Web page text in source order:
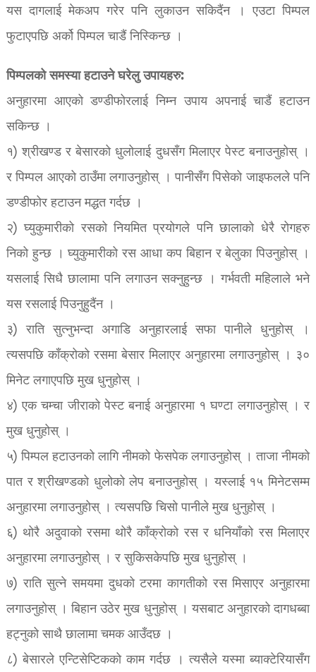
यस दागलाई मेकअप गरेर पनि लुकाउन सकिदैंन । एउटा पिम्पल
फुटाएपछि अर्को पिम्पल चाडैं निस्किन्छ ।
पिम्पलको समस्या हटाउने घरेलु उपायहरु:
अनुहारमा आएको डण्डीफोरलाई निम्न उपाय अपनाई चाडैं हटाउन
सकिन्छ ।
१) श्रीखण्ड र बेसारको धुलोलाई दुधसँग मिलाएर पेस्ट बनाउनुहोस् ।
र पिम्पल आएको ठाउँमा लगाउनुहोस् । पानीसँग पिसेको जाइफलले पनि
डण्डीफोर हटाउन मद्धत गर्दछ ।
२) घ्युकुमारीको रसको नियमित प्रयोगले पनि छालाको धेरै रोगहरु
निको हुन्छ । घ्युकुमारीको रस आधा कप बिहान र बेलुका पिउनुहोस् ।
यसलाई सिधै छालामा पनि लगाउन सक्नुहुन्छ । गर्भवती महिलाले भने
यस रसलाई पिउनुहुदैंन ।
३) राति सुत्नुभन्दा अगाडि अनुहारलाई सफा पानीले धुनुहोस् ।
त्यसपछि काँक्रोको रसमा बेसार मिलाएर अनुहारमा लगाउनुहोस् । ३०
मिनेट लगाएपछि मुख धुनुहोस् ।
४) एक चम्चा जीराको पेस्ट बनाई अनुहारमा १ घण्टा लगाउनुहोस् । र
मुख धुनुहोस् ।
५) पिम्पल हटाउनको लागि नीमको फेसपेक लगाउनुहोस् । ताजा नीमको
पात र श्रीखण्डको धुलोको लेप बनाउनुहोस् । यस्लाई १५ मिनेटसम्म
अनुहारमा लगाउनुहोस् । त्यसपछि चिसो पानीले मुख धुनुहोस् ।
६) थोरै अदुवाको रसमा थोरै काँक्रोको रस र धनियाँको रस मिलाएर
अनुहारमा लगाउनुहोस् । र सुकिसकेपछि मुख धुनुहोस् ।
७) राति सुत्ने समयमा दुधको टरमा कागतीको रस मिसाएर अनुहारमा
लगाउनुहोस् । बिहान उठेर मुख धुनुहोस् । यसबाट अनुहारको दागधब्बा
हट्नुको साथै छालामा चमक आउँदछ ।
८) बेसारले एन्टिसेप्टिकको काम गर्दछ । त्यसैले यस्मा ब्याक्टेरियासँग